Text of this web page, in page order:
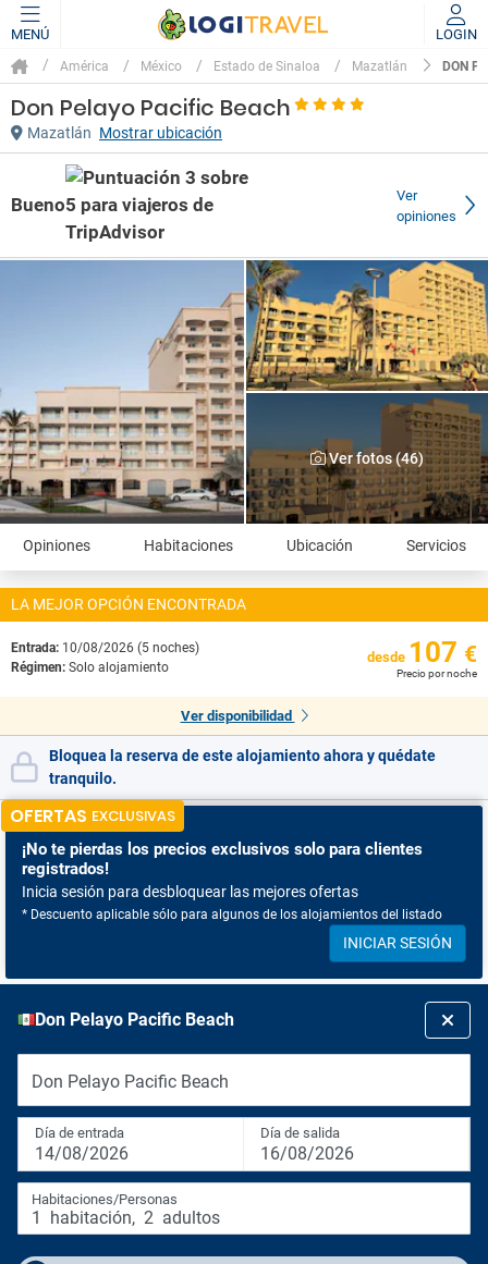
MENÚ LOGIN
América México Estado de Sinaloa Mazatlán DON
Don Pelayo Pacific Beach
Mazatlán Mostrar ubicación
Bueno
Ver
opiniones
Ver fotos (46)
Opiniones Habitaciones Ubicación Servicios
LA MEJOR OPCIÓN ENCONTRADA
Entrada: 10/08/2026 (5 noches)
Régimen: Solo alojamiento
desde 107 €
Precio por noche
Ver disponibilidad
Bloquea la reserva de este alojamiento ahora y quédate
tranquilo.
OFERTAS EXCLUSIVAS
¡No te pierdas los precios exclusivos solo para clientes
registrados!
Inicia sesión para desbloquear las mejores ofertas
* Descuento aplicable sólo para algunos de los alojamientos del listado
INICIAR SESIÓN
Don Pelayo Pacific Beach
Don Pelayo Pacific Beach
Día de entrada
14/08/2026
Día de salida
16/08/2026
Habitaciones/Personas
1 habitación, 2 adultos